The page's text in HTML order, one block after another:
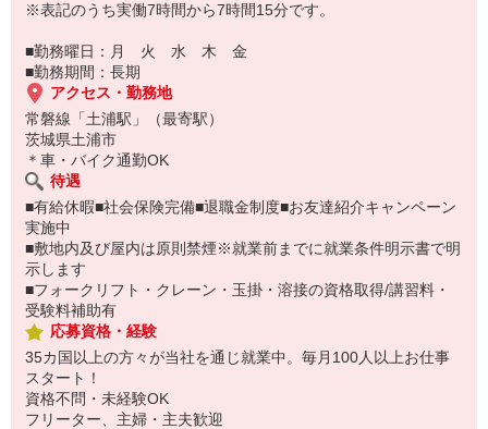
※表記のうち実働7時間から7時間15分です。
■勤務曜日：月 火 水 木 金
■勤務期間：長期
アクセス・勤務地
常磐線「土浦駅」（最寄駅）
茨城県土浦市
＊車・バイク通勤OK
待遇
■有給休暇■社会保険完備■退職金制度■お友達紹介キャンペーン
実施中
■敷地内及び屋内は原則禁煙※就業前までに就業条件明示書で明
示します
■フォークリフト・クレーン・玉掛・溶接の資格取得/講習料・
受験料補助有
応募資格・経験
35カ国以上の方々が当社を通じ就業中。毎月100人以上お仕事
スタート！
資格不問・未経験OK
フリーター、主婦・主夫歓迎